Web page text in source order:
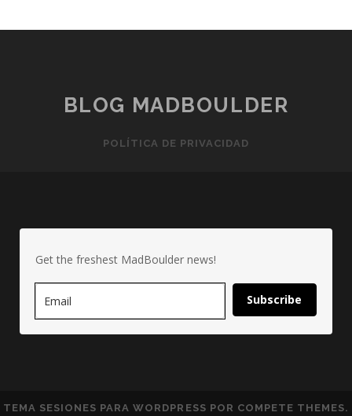
BLOG MADBOULDER
POLÍTICA DE PRIVACIDAD
Get the freshest MadBoulder news!
Subscribe
TEMA SESIONES PARA WORDPRESS POR COMPETE THEMES.